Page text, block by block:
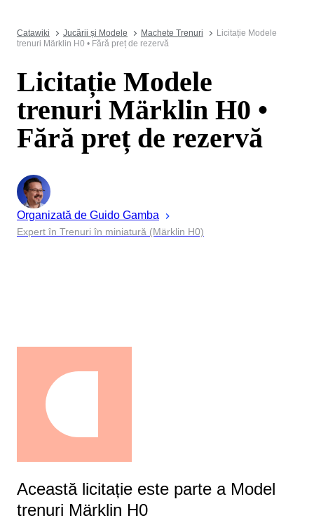
Catawiki Jucării și Modele Machete Trenuri
Licitație Modele
trenuri Märklin H0 • Fără preț de rezervă
Licitație Modele
trenuri Märklin H0 •
Fără preț de rezervă
Organizată de Guido Gamba
Expert în Trenuri în miniatură (Märklin H0)
Această licitație este parte a Model
trenuri Märklin H0